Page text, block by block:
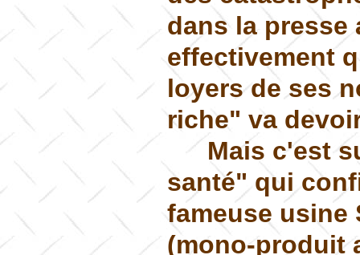
dans la
effectivement
loyers de ses
riche" va
Mais c'est
santé" qui
fameuse usine
(mono-produit